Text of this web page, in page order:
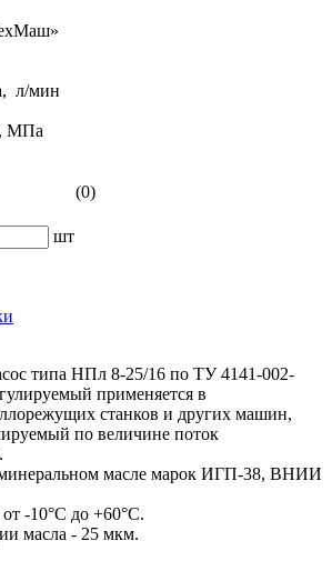
л/мин
МПа
(0)
шт
типа НПл 8-25/16 по ТУ 4141-002-
применяется в
станков и других машин,
по величине поток
минеральном масле марок ИГП-38, ВНИИ
от -10°С до +60°С.
масла - 25 мкм.